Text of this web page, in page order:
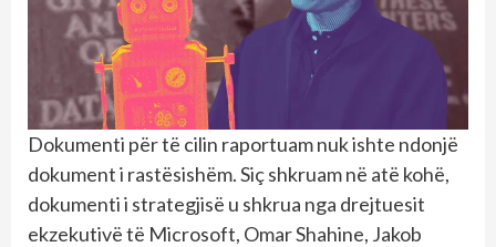
Dokumenti për të cilin raportuam nuk ishte ndonjë
dokument i rastësishëm. Siç shkruam në atë kohë,
dokumenti i strategjisë u shkrua nga drejtuesit
ekzekutivë të Microsoft, Omar Shahine, Jakob